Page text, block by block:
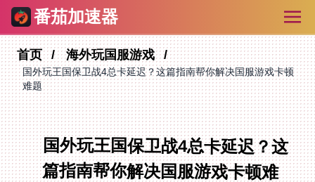
番茄加速器
首页 海外玩国服游戏
国外玩王国保卫战4总卡延迟？这篇指南帮你解决国服游戏卡顿
难题
国外玩王国保卫战4总卡延迟？这
篇指南帮你解决国服游戏卡顿难